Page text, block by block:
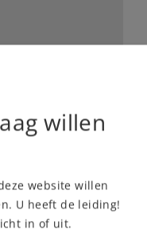
willen
website willen
U heeft de leiding!
in of uit.